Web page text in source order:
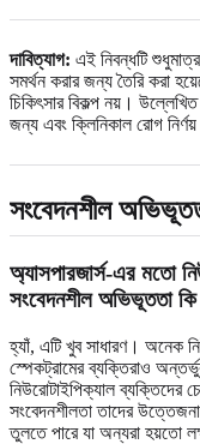
দাবিত্যাগ: এই নিবন্ধটি
সমর্থন করার জন্য তৈরি করা
চিকিৎসার বিকল্প নয়।
জন্য এবং ক্লিনিকাল রোগ
সংবেদনশীল
অ্যাসপারজার্স-এর মতো
সংবেদনশীল অভিভূততা কি
হ্যাঁ, এটি খুব সাধারণ। অনেক
স্পেকট্রামের ব্যক্তিরাও
নিউরোটাইপিক্যাল ব্যক্তিদের
সংবেদনশীলতা তাদের
তুলতে পারে যা অন্যরা হয়তো